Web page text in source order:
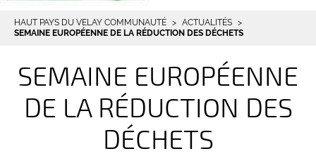
HAUT PAYS DU VELAY COMMUNAUTÉ
ACTUALITÉS
SEMAINE EUROPÉENNE DE LA RÉDUCTION DES DÉCHETS
SEMAINE EUROPÉENNE
DE LA RÉDUCTION DES
DÉCHETS